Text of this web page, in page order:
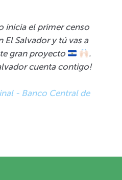
inicia el primer censo
El Salvador y tú vas a
gran proyecto
.
cuenta contigo!
- Banco Central de